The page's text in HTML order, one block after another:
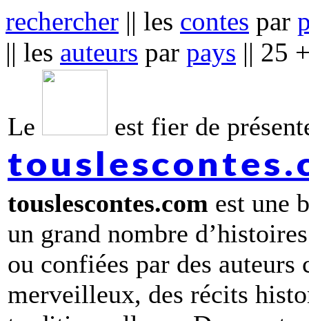
rechercher || les contes par
|| les auteurs par pays || 25
Le est fier de
touslescontes.com est une
un grand nombre
ou confiées par des
merveilleux, des récits